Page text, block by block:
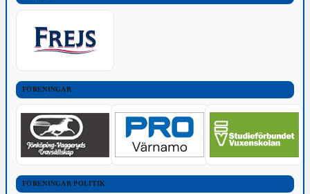
FÖRENINGAR
FÖRENINGAR POLITIK